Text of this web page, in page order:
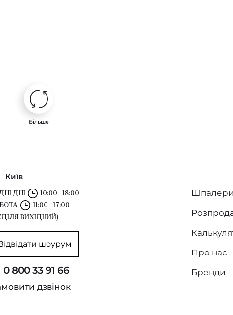
Більше
Київ
ДНІ
10:00 - 18:00
11:00 - 17:00
ВИХІДНИЙ)
шоурум
0 800 33 91 66
дзвінок
Шпалери
Про нас
Бренди